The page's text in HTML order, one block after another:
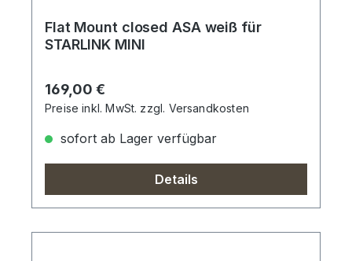
Flat Mount closed ASA weiß für
STARLINK MINI
Regulärer Preis:
169,00 €
Preise inkl. MwSt. zzgl. Versandkosten
sofort ab Lager verfügbar
Details